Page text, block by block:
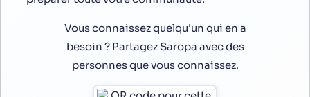
Vous connaissez quelqu'un qui en a
besoin ? Partagez Saropa avec des
personnes que vous connaissez.